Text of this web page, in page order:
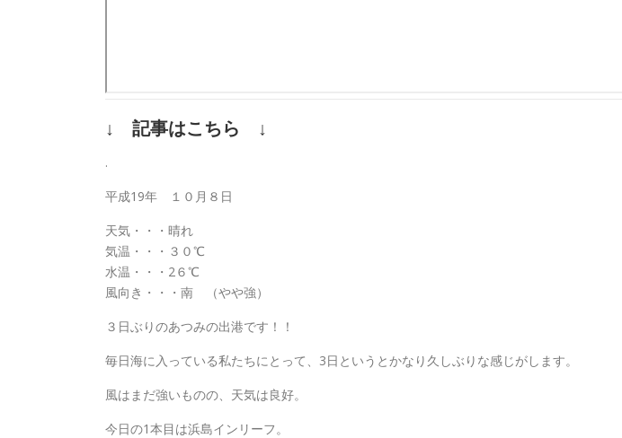
↓ 記事はこちら ↓
.
平成19年 １０月８日
天気・・・晴れ
気温・・・３０℃
水温・・・2６℃
風向き・・・南 （やや強）
３日ぶりのあつみの出港です！！
毎日海に入っている私たちにとって、3日というとかなり久しぶりな感じがします。
風はまだ強いものの、天気は良好。
今日の1本目は浜島インリーフ。